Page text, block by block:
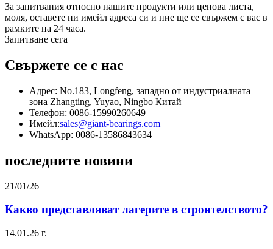
За запитвания относно нашите продукти или ценова листа,
моля, оставете ни имейл адреса си и ние ще се свържем с вас в
рамките на 24 часа.
Запитване сега
Свържете се с нас
Адрес: No.183, Longfeng, западно от индустриалната
зона Zhangting, Yuyao, Ningbo Китай
Телефон: 0086-15990260649
Имейл:sales@giant-bearings.com
WhatsApp: 0086-13586843634
последните новини
21/01/26
Какво представляват лагерите в строителството?
14.01.26 г.